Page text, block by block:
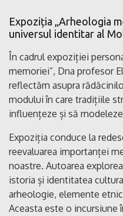
Expoziția „Arheologia
universul identitar al
În cadrul expoziției
memoriei”, Dna profesor
reflectăm asupra
modului în care tradițiile
influențeze și să
Expoziția conduce la
reevaluarea importanței
noastre. Autoarea
istoria și identitatea
arheologie, elemente
Aceasta este o incursiune